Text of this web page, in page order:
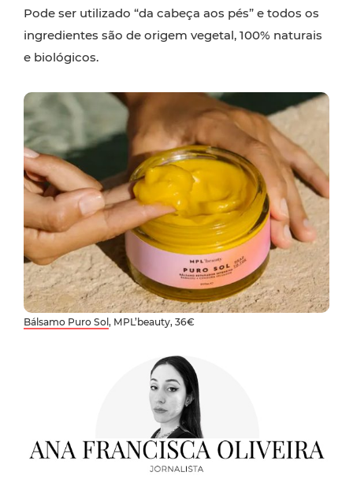
Pode ser utilizado “da cabeça aos pés” e todos os
ingredientes são de origem vegetal, 100% naturais
e biológicos.
Bálsamo Puro Sol , MPL’beauty, 36€